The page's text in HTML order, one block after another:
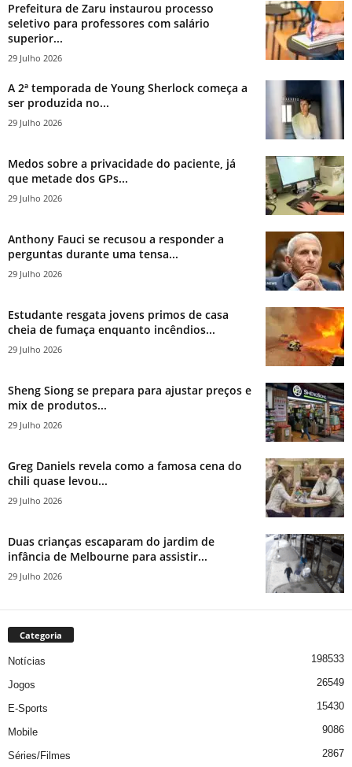
Prefeitura de Zaru instaurou processo
seletivo para professores com salário
superior...
29 Julho 2026
A 2ª temporada de Young Sherlock começa a
ser produzida no...
29 Julho 2026
Medos sobre a privacidade do paciente, já
que metade dos GPs...
29 Julho 2026
Anthony Fauci se recusou a responder a
perguntas durante uma tensa...
29 Julho 2026
Estudante resgata jovens primos de casa
cheia de fumaça enquanto incêndios...
29 Julho 2026
Sheng Siong se prepara para ajustar preços e
mix de produtos...
29 Julho 2026
Greg Daniels revela como a famosa cena do
chili quase levou...
29 Julho 2026
Duas crianças escaparam do jardim de
infância de Melbourne para assistir...
29 Julho 2026
Categoria
Notícias 198533
Jogos 26549
E-Sports 15430
Mobile 9086
Séries/Filmes 2867